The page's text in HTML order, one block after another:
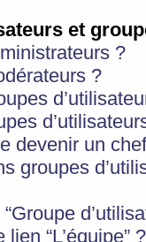
et
?
?
devenir un
groupes
“Groupe
“L’équipe” ?